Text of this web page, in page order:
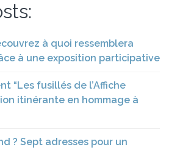
à quoi ressemblera
à une exposition participative
“Les fusillés de l’Affiche
itinérante en hommage à
? Sept adresses pour un